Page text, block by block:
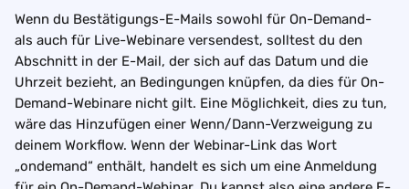
Wenn du Bestätigungs-E-Mails sowohl für On-Demand-
als auch für Live-Webinare versendest, solltest du den
Abschnitt in der E-Mail, der sich auf das Datum und die
Uhrzeit bezieht, an Bedingungen knüpfen, da dies für On-
Demand-Webinare nicht gilt. Eine Möglichkeit, dies zu tun,
wäre das Hinzufügen einer Wenn/Dann-Verzweigung zu
deinem Workflow. Wenn der Webinar-Link das Wort
„ondemand“ enthält, handelt es sich um eine Anmeldung